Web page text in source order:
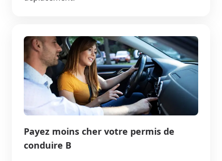
Payez moins cher votre permis de
conduire B